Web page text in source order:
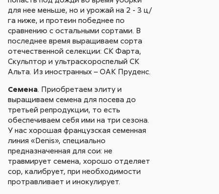
для нее меньше, но и урожай на 2 - 3 ц/
га ниже, и протеин победнее по
сравнению с остальными сортами. В
последнее время выращиваем сорта
отечественной селекции: СК Фарта,
Скульптор и ультраскороспелый СК
Альта. Из иностранных – ОАК Пруденс.
Семена. Приобретаем элиту и
выращиваем семена для посева до
третьей репродукции, то есть
обеспечиваем себя ими на три сезона.
У нас хорошая французская семенная
линия «Denis», специально
предназначенная для сои: не
травмирует семена, хорошо отделяет
сор, калибрует, при необходимости
протравливает и инокулирует.